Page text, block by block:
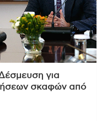
για
σκαφών από